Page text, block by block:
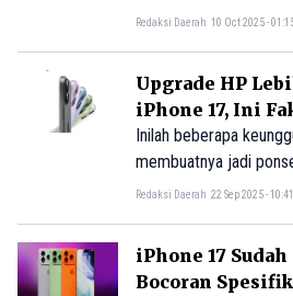
Oktober 2025. Produk
Redaksi Daerah 10 Oct 2025 -
Upgrade HP
iPhone 17, Ini
Inilah beberapa
membuatnya jadi
di tahun 2025 ini.
Redaksi Daerah 22 Sep 2025 -
iPhone 17
Bocoran